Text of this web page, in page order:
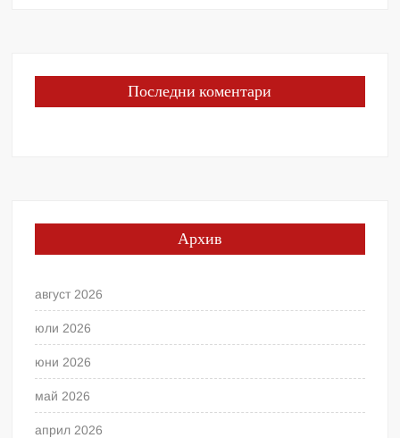
Последни коментари
Архив
август 2026
юли 2026
юни 2026
май 2026
април 2026